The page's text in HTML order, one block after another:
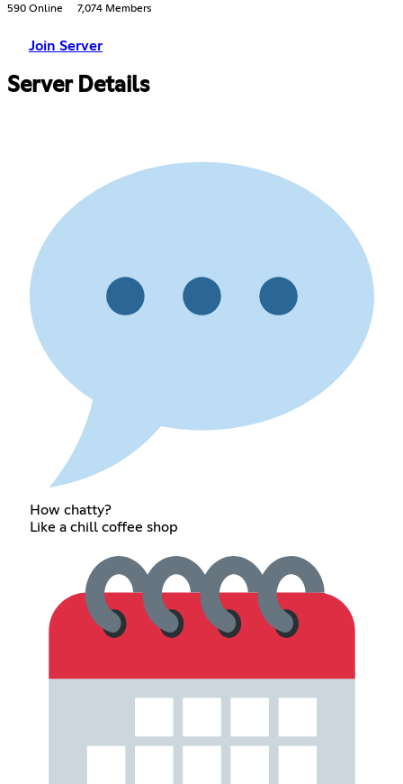
590 Online 7,074 Members
Join Server
Server Details
How chatty?
Like a chill coffee shop